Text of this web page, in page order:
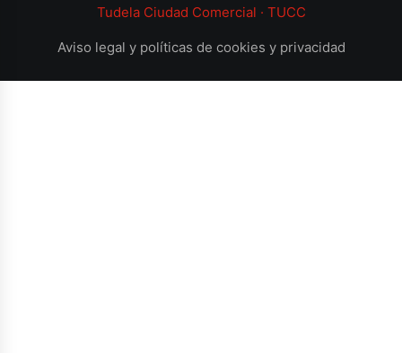
Tudela Ciudad Comercial · TUCC
Aviso legal y políticas de cookies y privacidad